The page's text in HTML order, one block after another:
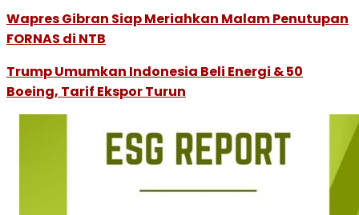
Wapres Gibran Siap Meriahkan Malam Penutupan
FORNAS di NTB
Trump Umumkan Indonesia Beli Energi & 50
Boeing, Tarif Ekspor Turun